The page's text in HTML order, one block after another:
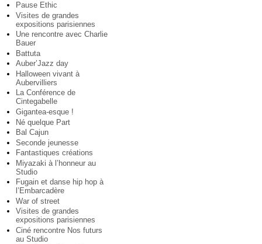
Pause Ethic
Visites de grandes
expositions parisiennes
Une rencontre avec Charlie
Bauer
Battuta
Auber’Jazz day
Halloween vivant à
Aubervilliers
La Conférence de
Cintegabelle
Gigantea-esque !
Né quelque Part
Bal Cajun
Seconde jeunesse
Fantastiques créations
Miyazaki à l’honneur au
Studio
Fugain et danse hip hop à
l’Embarcadère
War of street
Visites de grandes
expositions parisiennes
Ciné rencontre Nos futurs
au Studio